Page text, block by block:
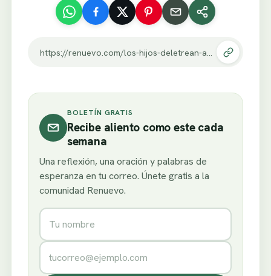
BOLETÍN GRATIS
Recibe aliento como este cada
semana
Una reflexión, una oración y palabras de
esperanza en tu correo. Únete gratis a la
comunidad Renuevo.
Nombre
Correo electrónico